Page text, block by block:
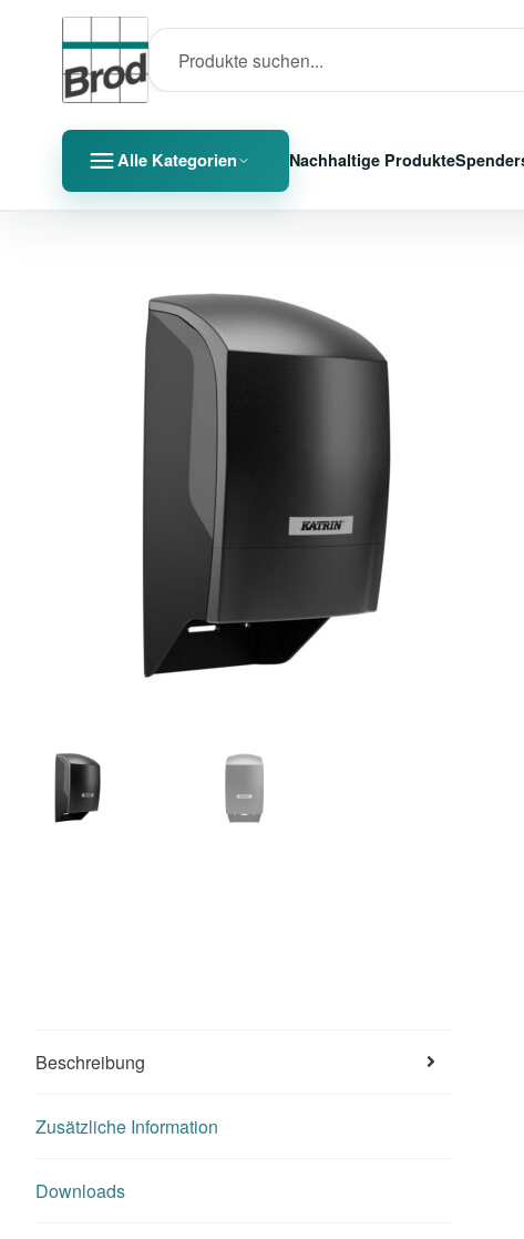
Alle Kategorien Nachhaltige Produkte
Beschreibung
Zusätzliche Information
Downloads